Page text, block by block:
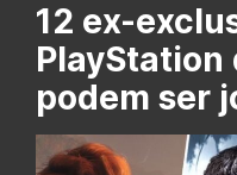
12 ex-
PlayStation
podem ser